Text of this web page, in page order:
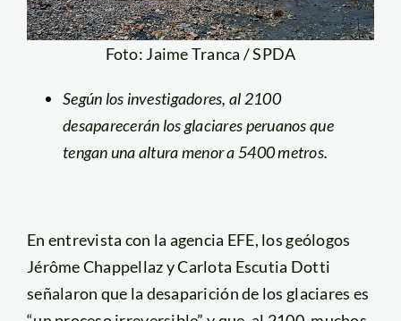
Foto: Jaime Tranca / SPDA
Según los investigadores, al 2100
desaparecerán los glaciares peruanos que
tengan una altura menor a 5400 metros.
En entrevista con la agencia EFE, los geólogos
Jérôme Chappellaz y Carlota Escutia Dotti
señalaron que la desaparición de los glaciares es